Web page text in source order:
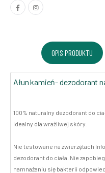
OPIS PRODUKTU
Ałun kamień- dezodorant
100% naturalny dezodorant do
Idealny dla wrażliwej skóry.
Nie testowane na zwierzętach
dezodorant do ciała. Nie
namnażaniu się bakterii